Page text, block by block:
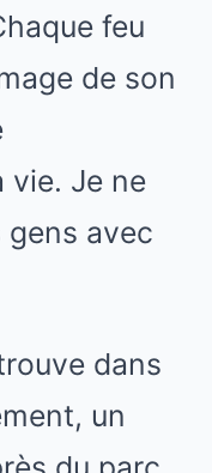
feu
de son
vie. Je ne
gens avec
dans
un